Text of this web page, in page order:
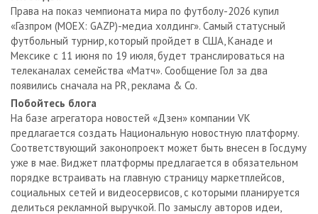
Права на показ чемпионата мира по футболу-2026 купил
«Газпром (MOEX: GAZP)-медиа холдинг». Самый статусный
футбольный турнир, который пройдет в США, Канаде и
Мексике с 11 июня по 19 июля, будет транслироваться на
телеканалах семейства «Матч». Сообщение Гол за два
появились сначала на PR, реклама & Co.
Побойтесь блога
На базе агрегатора новостей «Дзен» компании VK
предлагается создать Национальную новостную платформу.
Соответствующий законопроект может быть внесен в Госдуму
уже в мае. Виджет платформы предлагается в обязательном
порядке встраивать на главную страницу маркетплейсов,
социальных сетей и видеосервисов, с которыми планируется
делиться рекламной выручкой. По замыслу авторов идеи,